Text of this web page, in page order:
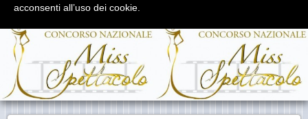
Concorso Nazionale di Bellezza e Talento
acconsenti all’uso dei cookie.